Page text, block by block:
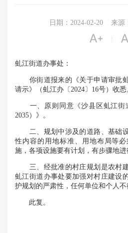
日期：2024-02-20 来源

虬江街道办事处：
你街道报来的《关于申请审批虬
请示》（虬江办〔2024〕16号）收
一、原则同意《沙县区虬江街
2035）》。
二、规划中涉及的道路、基础设
性内容的用地标准、用地布局等
施，各项设施要有计划，有步骤地进
三、经批准的村庄规划是农村建
虬江街道办事处要加强对村庄建设
护规划的严肃性，任何单位和个人不
此复。